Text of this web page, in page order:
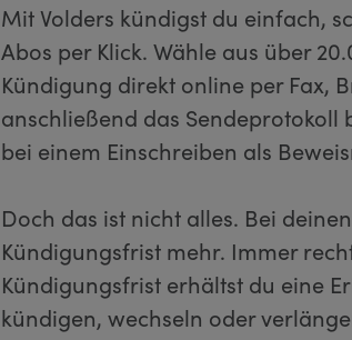
Mit Volders kündigst du einfach,
Abos per Klick. Wähle aus über
Kündigung direkt online per Fax,
anschließend das Sendeprotokoll
bei einem Einschreiben als
Doch das ist nicht alles. Bei
Kündigungsfrist mehr. Immer
Kündigungsfrist erhältst du eine
kündigen, wechseln oder